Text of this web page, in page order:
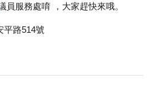
員服務處唷 ，大家趕快來哦。
平路514號